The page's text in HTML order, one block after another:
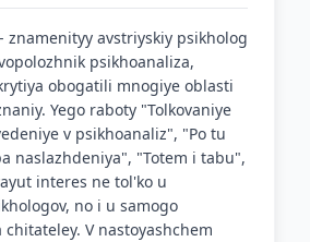
znamenityy avstriyskiy psikholog
psikhoanaliza,
obogatili mnogiye oblasti
Yego raboty "Tolkovaniye
v psikhoanaliz", "Po tu
naslazhdeniya", "Totem i tabu",
interes ne tol'ko u
no i u samogo
V nastoyashchem